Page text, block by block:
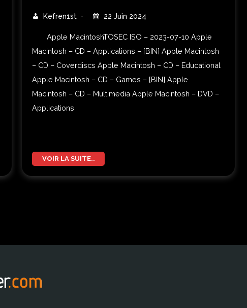
Kefren1st 22 Juin 2024
Apple MacintoshTOSEC ISO – 2023-07-10 Apple
Macintosh – CD – Applications – [BIN] Apple Macintosh
– CD – Coverdiscs Apple Macintosh – CD – Educational
Apple Macintosh – CD – Games – [BIN] Apple
Macintosh – CD – Multimedia Apple Macintosh – DVD –
Applications
VOIR LA SUITE..